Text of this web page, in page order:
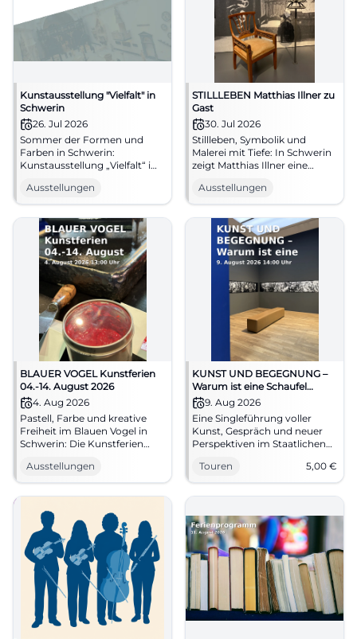
Kunstausstellung "Vielfalt" in
Schwerin
26. Jul 2026
Sommer der Formen und
Farben in Schwerin:
Kunstausstellung „Vielfalt“ im
Gesprächen, Mitmachaktion
und Lesung. #Kunst
Ausstellungen
STILLLEBEN Matthias Illner zu
Gast
30. Jul 2026
Stillleben, Symbolik und
Malerei mit Tiefe: In Schwerin
zeigt Matthias Illner eine
Ruhe und Spannung. #Kunst
Ausstellungen
BLAUER VOGEL Kunstferien
04.-14. August 2026
4. Aug 2026
Pastell, Farbe und kreative
Freiheit im Blauen Vogel in
Schwerin: Die Kunstferien
fördern Fantasie und
Ausdruck. #Kunstferien
Ausstellungen
KUNST UND BEGEGNUNG –
Warum ist eine Schaufel
Kunst? Fragen, die wir schon
immer mal stellen wollten
9. Aug 2026
Eine Singleführung voller
Kunst, Gespräch und neuer
Perspektiven im Staatlichen
09.08.2026 wird aus
Sammlung echte Begegnung.
#Schwerin
Touren 5,00 €